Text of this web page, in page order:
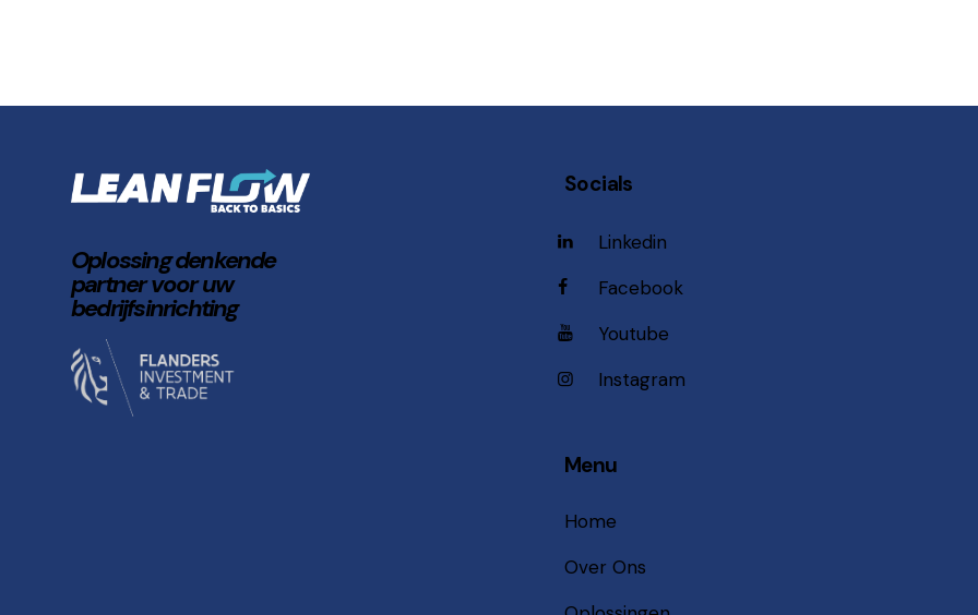
Oplossing denkende
partner voor uw
bedrijfsinrichting
Socials
Linkedin
Facebook
Youtube
Instagram
Menu
Home
Over Ons